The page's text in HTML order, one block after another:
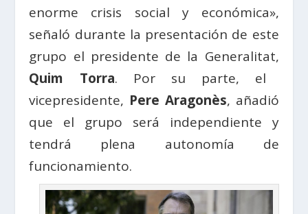
enorme crisis social y económica»,
señaló durante la presentación de este
grupo el presidente de la Generalitat,
Quim Torra. Por su parte, el
vicepresidente, Pere Aragonès, añadió
que el grupo será independiente y
tendrá plena autonomía de
funcionamiento.